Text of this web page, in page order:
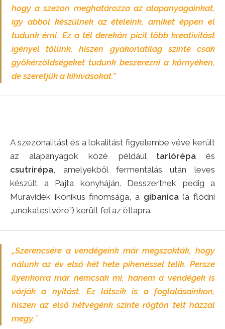
hogy a szezon meghatározza az alapanyagainkat,
így abból készülnek az ételeink, amiket éppen el
tudunk érni. Ez a tél derekán picit több kreativitást
igényel tőlünk, hiszen gyakorlatilag szinte csak
gyökérzöldségeket tudunk beszerezni a környéken,
de szeretjük a kihívásokat.”
A szezonalitást és a lokalitást figyelembe véve került
az alapanyagok közé például tarlórépaés
csutrirépa, amelyekből fermentálás után leves
készült a Pajta konyháján. Desszertnek pedig a
Muravidék ikonikus finomsága, a gibanica(a flódni
„unokatestvére”) került fel az étlapra.
„Szerencsére a vendégeink már megszokták, hogy
nálunk az év első két hete pihenéssel telik. Persze
ilyenkorra már nemcsak mi, hanem a vendégek is
várják a nyitást. Ez látszik is a foglalásainkon,
hiszen az első hétvégénk szinte rögtön telt házzal
megy. ”